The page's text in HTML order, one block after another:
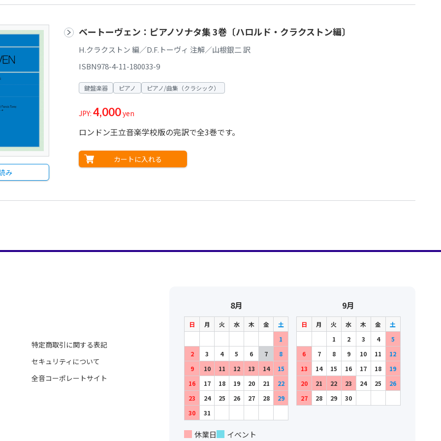
み
ベートーヴェン：ピアノソナタ集 3巻〔ハロルド・クラクストン編〕
H.クラクストン 編／D.F.トーヴィ 注解／山根銀二 訳
ISBN978-4-11-180033-9
鍵盤楽器 ピアノ ピアノ/曲集（クラシック）
JPY: 4,000yen
ロンドン王立音楽学校版の完訳で全3巻です。
カートに入れる
特定商取引に関する表記
セキュリティについて
全音コーポレートサイト
8月
日 月 火 水 木 金
土
1
2
3 4 5 6 7
8
9
10 11 12 13 14
15
16
17 18 19 20 21
22
23
24 25 26 27 28
29
30
31
9月
日 月 火 水 木 金
土
1
2 3 4
5
6
7 8 9 10 11
12
13
14 15 16 17 18
19
20
21 22 23 24 25
26
27
28 29 30
休業日 イベント